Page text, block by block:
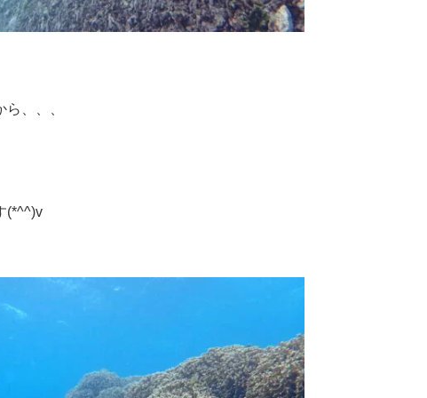
、、、
(*^^)v